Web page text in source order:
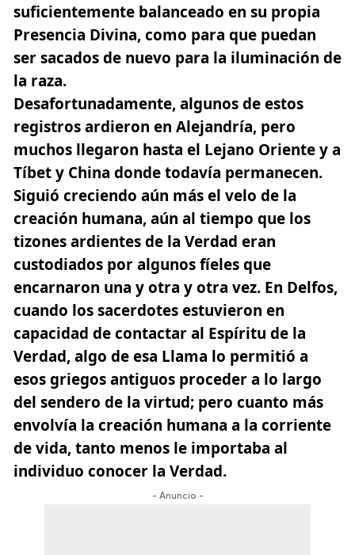
suficientemente balanceado en su propia
Presencia Divina, como para que puedan
ser sacados de nuevo para la iluminación de
la raza.
Desafortunadamente, algunos de estos
registros ardieron en Alejandría, pero
muchos llegaron hasta el Lejano Oriente y a
Tíbet y China donde todavía permanecen.
Siguió creciendo aún más el velo de la
creación humana, aún al tiempo que los
tizones ardientes de la Verdad eran
custodiados por algunos fíeles que
encarnaron una y otra y otra vez. En Delfos,
cuando los sacerdotes estuvieron en
capacidad de contactar al Espíritu de la
Verdad, algo de esa Llama lo permitió a
esos griegos antiguos proceder a lo largo
del sendero de la virtud; pero cuanto más
envolvía la creación humana a la corriente
de vida, tanto menos le importaba al
individuo conocer la Verdad.
- Anuncio -